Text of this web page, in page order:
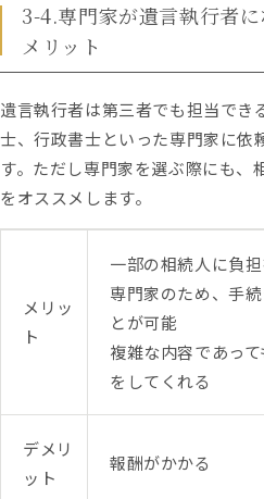
3-4.専門家が遺言執行者
メリット
遺言執行者は第三者でも担当でき
士、行政書士といった専門家に依
す。ただし専門家を選ぶ際にも、
をオススメします。
メリッ
ト
一部の相続人に負
専門家のため、手
とが可能
複雑な内容であっ
をしてくれる
デメリ
ット
報酬がかかる